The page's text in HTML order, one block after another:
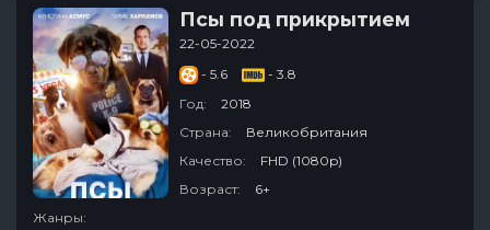
Псы под прикрытием
22-05-2022
- 5.6
- 3.8
Год:
2018
Страна:
Великобритания
Качество:
FHD (1080p)
Возраст:
6+
Жанры: